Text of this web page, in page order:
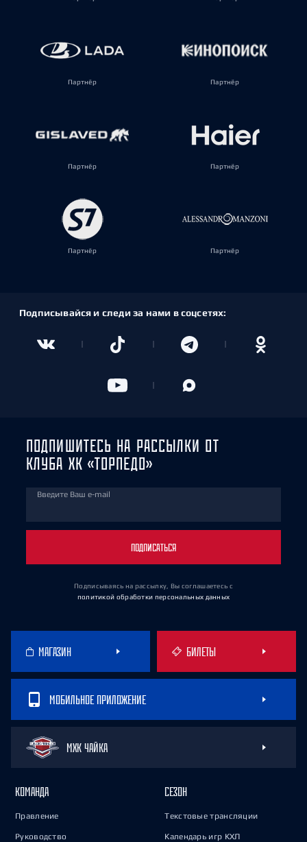
Партнёр Партнёр
Партнёр Партнёр
Партнёр Партнёр
Подписывайся и следи за нами в соцсетях:
ПОДПИШИТЕСЬ НА РАССЫЛКИ ОТ
КЛУБА ХК «ТОРПЕДО»
Введите Ваш e-mail
ПОДПИСАТЬСЯ
Подписываясь на рассылку, Вы соглашаетесь с
политикой обработки персональных данных
МАГАЗИН БИЛЕТЫ
МОБИЛЬНОЕ ПРИЛОЖЕНИЕ
МХК ЧАЙКА
КОМАНДА
Правление
Руководство
СЕЗОН
Текстовые трансляции
Календарь игр КХЛ